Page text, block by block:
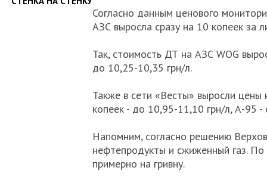
Согласно данным ценового
АЗС выросла сразу на 10 копеек за
Так, стоимость ДТ на АЗС WOG
до 10,25-10,35 грн/л.
Также в сети «Весты» выросли
копеек - до 10,95-11,10 грн/л, А-95
Напомним, согласно решению
нефтепродукты и сжиженный газ.
примерно на гривну.